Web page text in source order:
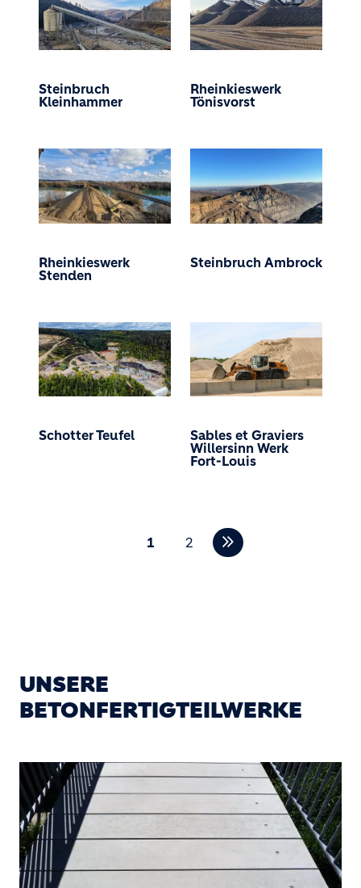
Steinbruch
Kleinhammer
Rheinkieswerk
Tönisvorst
Rheinkieswerk
Stenden
Steinbruch Ambrock
Schotter Teufel
Sables et Graviers
Willersinn Werk
Fort-Louis
Seitennummerierung
1 2
UNSERE
BETONFERTIGTEILWERKE